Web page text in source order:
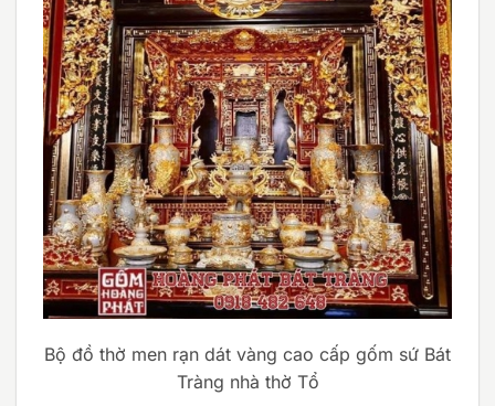
Bộ đồ thờ men rạn dát vàng cao cấp gốm sứ Bát
Tràng nhà thờ Tổ